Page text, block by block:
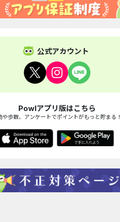
公式アカウント
Powlアプリ版はこちら
や歩数、アンケートでポイントがもっと貯まる！